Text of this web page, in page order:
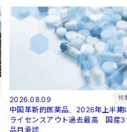
2026.08.09 特
中国革新的医薬品、2026年上半期
ライセンスアウト過去最高 国産
品目承認